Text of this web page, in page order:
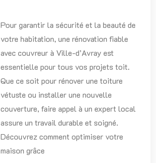
Pour garantir la sécurité et la beauté de
votre habitation, une rénovation fiable
avec couvreur à Ville-d’Avray est
essentielle pour tous vos projets toit.
Que ce soit pour rénover une toiture
vétuste ou installer une nouvelle
couverture, faire appel à un expert local
assure un travail durable et soigné.
Découvrez comment optimiser votre
maison grâce